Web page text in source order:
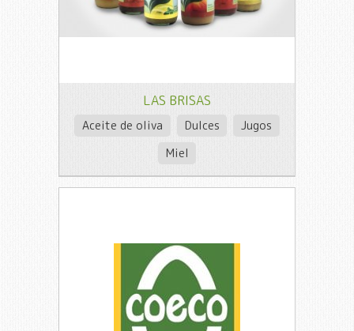
LAS BRISAS
Aceite de oliva Dulces
Jugos
Miel